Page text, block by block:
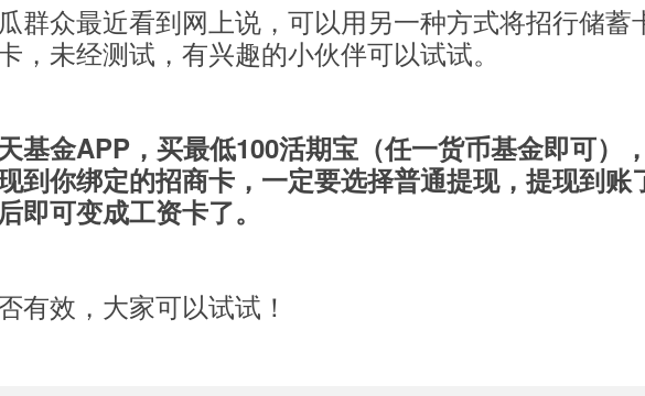
群众最近看到网上说，可以用另一种方式将招行储蓄
，未经测试，有兴趣的小伙伴可以试试。
基金APP，买最低100活期宝（任一货币基金即可）
到你绑定的招商卡，一定要选择普通提现，提现到账
即可变成工资卡了。
有效，大家可以试试！